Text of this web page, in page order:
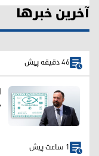
آخرین خبرها
46 دقیقه پیش
1 ساعت پیش